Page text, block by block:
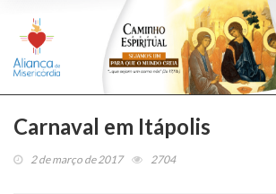
Carnaval em Itápolis
2 de março de 2017 2704